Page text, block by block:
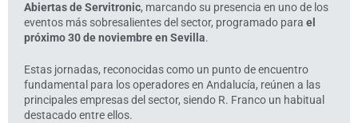
Abiertas de Servitronic, marcando su presencia en uno de los
eventos más sobresalientes del sector, programado para el
próximo 30 de noviembre en Sevilla.
Estas jornadas, reconocidas como un punto de encuentro
fundamental para los operadores en Andalucía, reúnen a las
principales empresas del sector, siendo R. Franco un habitual
destacado entre ellos.